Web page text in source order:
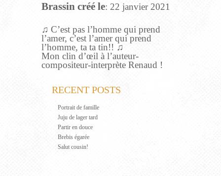
Brassin créé le: 22 janvier 2021
♫ C’est pas l’homme qui prend
l’amer, c’est l’amer qui prend
l’homme, ta ta tin!! ♫
Mon clin d’œil à l’auteur-
compositeur-interprète Renaud !
RECENT POSTS
Portrait de famille
Juju de lager tard
Partir en douce
Brebis égarée
Salut cousin!